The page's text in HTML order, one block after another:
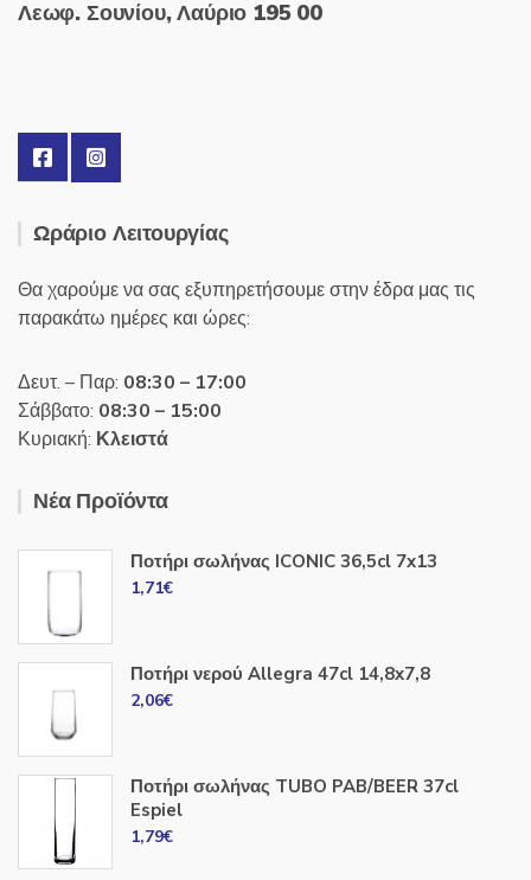
Λεωφ. Σουνίου, Λαύριο 195 00
Ωράριο Λειτουργίας
Θα χαρούμε να σας εξυπηρετήσουμε στην έδρα μας τις
παρακάτω ημέρες και ώρες:
Δευτ. – Παρ: 08:30 – 17:00
Σάββατο: 08:30 – 15:00
Κυριακή: Κλειστά
Νέα Προϊόντα
Ποτήρι σωλήνας ICONIC 36,5cl 7x13
1,71€
Ποτήρι νερού Allegra 47cl 14,8x7,8
2,06€
Ποτήρι σωλήνας TUBO PAB/BEER 37cl
Espiel
1,79€